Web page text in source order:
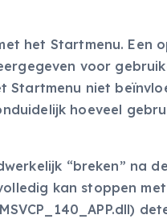
het Startmenu. Een
voor
Startmenu niet
hoeveel
“breken” na
kan stoppen